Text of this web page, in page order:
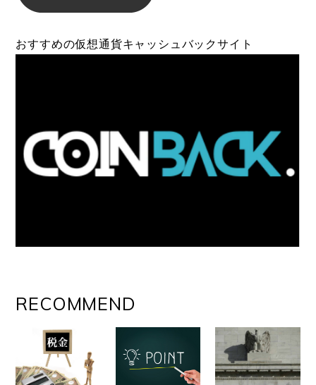
おすすめの仮想通貨キャッシュバックサイト
RECOMMEND